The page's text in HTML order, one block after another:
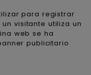
para registrar
visitante utiliza un
web se ha
publicitario